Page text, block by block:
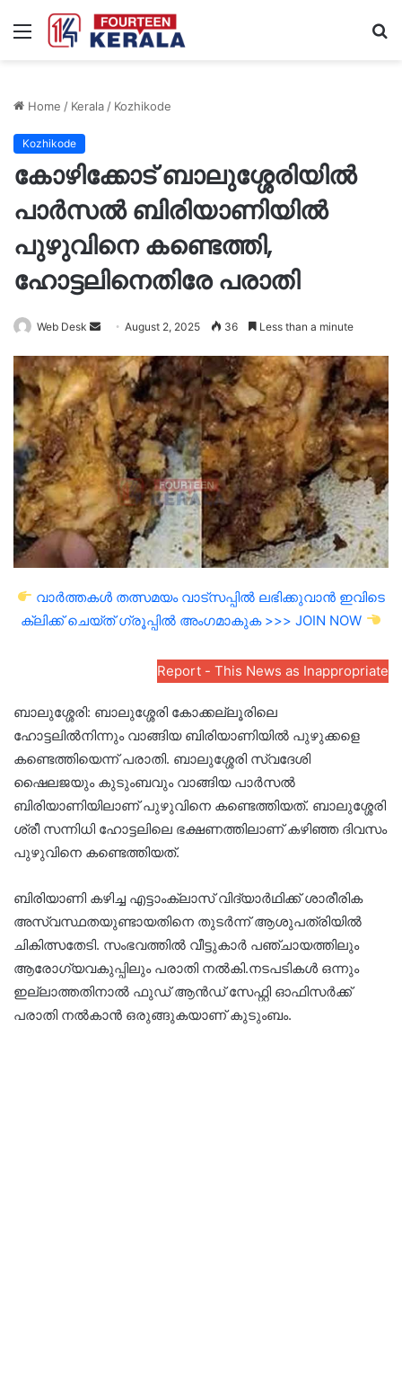
Menu
Home / Kerala/ Kozhikode
Kozhikode
കോഴിക്കോട് ബാലുശ്ശേരിയിൽ
പാര്‍സല്‍ ബിരിയാണിയില്‍
പുഴുവിനെ കണ്ടെത്തി,
ഹോട്ടലിനെതിരേ പരാതി
Web Desk
Send
email
August 2, 2025 36 Less than a minute
വാർത്തകൾ തത്സമയം വാട്സപ്പിൽ ലഭിക്കുവാൻ ഇവിടെ
ക്ലിക്ക് ചെയ്ത് ഗ്രൂപ്പിൽ അംഗമാകുക >>> JOIN NOW
Report - This News as Inappropriate
ബാലുശ്ശേരി: ബാലുശ്ശേരി കോക്കല്ലൂരിലെ
ഹോട്ടലില്‍നിന്നും വാങ്ങിയ ബിരിയാണിയില്‍ പുഴുക്കളെ
കണ്ടെത്തിയെന്ന്‌ പരാതി. ബാലുശ്ശേരി സ്വദേശി
ഷൈലജയും കുടുംബവും വാങ്ങിയ പാര്‍സല്‍
ബിരിയാണിയിലാണ് പുഴുവിനെ കണ്ടെത്തിയത്. ബാലുശ്ശേരി
ശ്രീ സന്നിധി ഹോട്ടലിലെ ഭക്ഷണത്തിലാണ് കഴിഞ്ഞ ദിവസം
പുഴുവിനെ കണ്ടെത്തിയത്.
ബിരിയാണി കഴിച്ച എട്ടാംക്ലാസ് വിദ്യാര്‍ഥിക്ക് ശാരീരിക
അസ്വസ്ഥതയുണ്ടായതിനെ തുടര്‍ന്ന് ആശുപത്രിയില്‍
ചികിത്സതേടി. സംഭവത്തില്‍ വീട്ടുകാര്‍ പഞ്ചായത്തിലും
ആരോഗ്യവകുപ്പിലും പരാതി നല്‍കി.നടപടികൾ ഒന്നും
ഇല്ലാത്തതിനാൽ ഫുഡ് ആൻഡ് സേഫ്റ്റി ഓഫിസർക്ക്
പരാതി നൽകാൻ ഒരുങ്ങുകയാണ് കുടുംബം.